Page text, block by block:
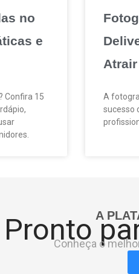
no
e
Confira 15
A
sucesso
A
Pronto
Conheça o